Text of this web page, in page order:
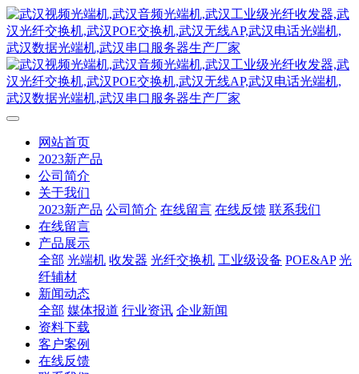
网站首页
2023新产品
公司简介
关于我们
2023新产品 公司简介 在线留言 在线反馈 联系我们
在线留言
产品展示
全部 光端机 收发器 光纤交换机 工业级设备 POE&AP 光
纤辅材
新闻动态
全部 媒体报道 行业资讯 企业新闻
资料下载
客户案例
在线反馈